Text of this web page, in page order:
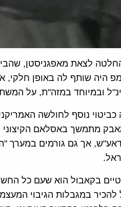
לצאת מאפגניסטן,
היה שותף לה באופן חלקי,
ובמיוחד במזה"ת, על
נוסף לחולשה
מתמשך באסלאם הקיצוני
אך גם גורמים במערך
בקאבול הוא שעם כל
במגבלות הגיבוי